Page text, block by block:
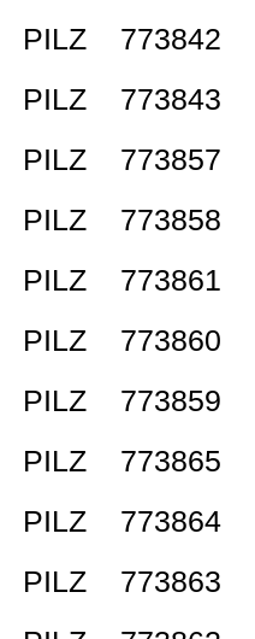
PILZ 773842
PILZ 773843
PILZ 773857
PILZ 773858
PILZ 773861
PILZ 773860
PILZ 773859
PILZ 773865
PILZ 773864
PILZ 773863